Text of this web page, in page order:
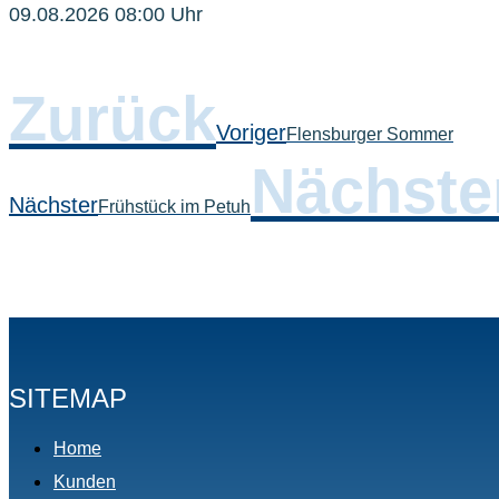
09.08.2026 08:00 Uhr
ZurückVorigerFlensburger Sommer
NächsterFrühstück im Petuh
SITEMAP
Home
Kunden